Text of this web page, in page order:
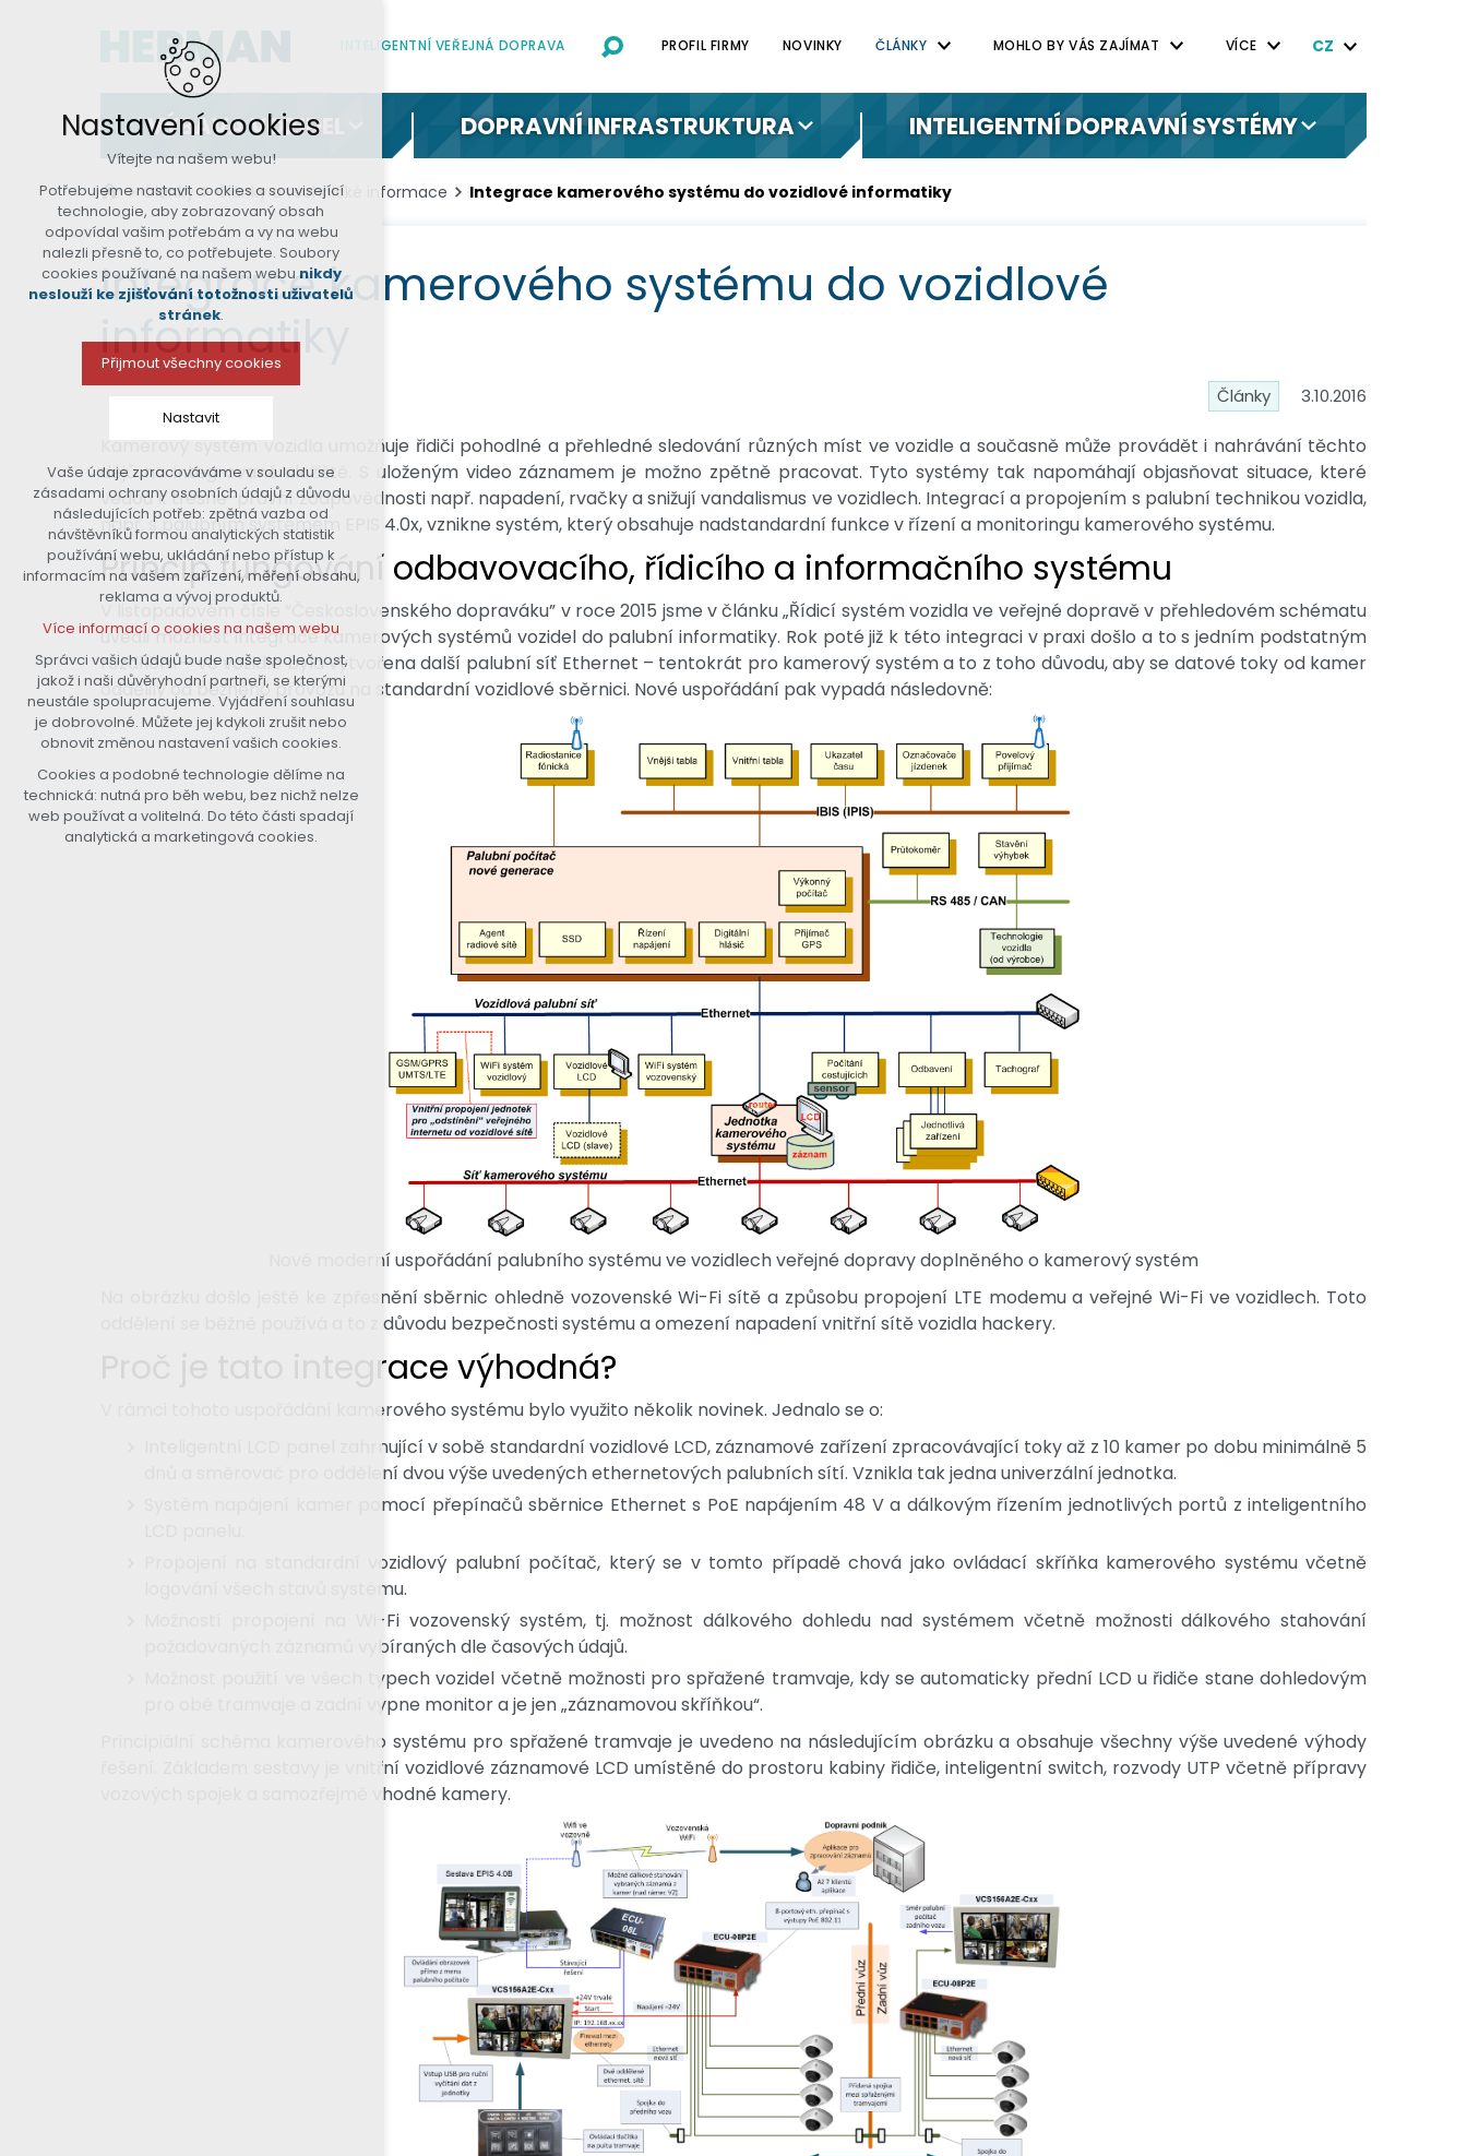
INTELIGENTNÍ VEŘEJNÁ DOPRAVA PROFIL FIRMY NOVINKY ČLÁNKY MOHLO BY VÁS ZAJÍMAT VÍCE CZ
VÝBAVA VOZIDEL DOPRAVNÍ INFRASTRUKTURA INTELIGENTNÍ DOPRAVNÍ SYSTÉMY
Články Články a technické informace Integrace kamerového systému do vozidlové informatiky
Integrace kamerového systému do vozidlové
informatiky
Články 3.10.2016
Kamerový systém vozidla umožňuje řidiči pohodlné a přehledné sledování různých míst ve vozidle a současně může provádět i nahrávání těchto
dějů na integrované uložiště. S uloženým video záznamem je možno zpětně pracovat. Tyto systémy tak napomáhají objasňovat situace, které
vedou k třesně-právní zodpovědnosti např. napadení, rvačky a snižují vandalismus ve vozidlech. Integrací a propojením s palubní technikou vozidla,
např. s palubním systémem EPIS 4.0x, vznikne systém, který obsahuje nadstandardní funkce v řízení a monitoringu kamerového systému.
Princip fungování odbavovacího, řídicího a informačního systému
V listopadovém čísle “Československého dopraváku” v roce 2015 jsme v článku „Řídicí systém vozidla ve veřejné dopravě v přehledovém schématu
uvedli možnost integrace kamerových systémů vozidel do palubní informatiky. Rok poté již k této integraci v praxi došlo a to s jedním podstatným
rozdílem – ve vozidle byla vytvořena další palubní síť Ethernet – tentokrát pro kamerový systém a to z toho důvodu, aby se datové toky od kamer
oddělily od běžného provozu na standardní vozidlové sběrnici. Nové uspořádání pak vypadá následovně:
Nové moderní uspořádání palubního systému ve vozidlech veřejné dopravy doplněného o kamerový systém
Na obrázku došlo ještě ke zpřesnění sběrnic ohledně vozovenské Wi-Fi sítě a způsobu propojení LTE modemu a veřejné Wi-Fi ve vozidlech. Toto
oddělení se běžně používá a to z důvodu bezpečnosti systému a omezení napadení vnitřní sítě vozidla hackery.
Proč je tato integrace výhodná?
V rámci tohoto uspořádání kamerového systému bylo využito několik novinek. Jednalo se o:
Inteligentní LCD panel zahrnující v sobě standardní vozidlové LCD, záznamové zařízení zpracovávající toky až z 10 kamer po dobu minimálně 5
dnů a směrovač pro oddělení dvou výše uvedených ethernetových palubních sítí. Vznikla tak jedna univerzální jednotka.
Systém napájení kamer pomocí přepínačů sběrnice Ethernet s PoE napájením 48 V a dálkovým řízením jednotlivých portů z inteligentního
Propojení na standardní vozidlový palubní počítač, který se v tomto případě chová jako ovládací skříňka kamerového systému včetně
logování všech stavů systému.
Možností propojení na Wi-Fi vozovenský systém, tj. možnost dálkového dohledu nad systémem včetně možnosti dálkového stahování
požadovaných záznamů vybíraných dle časových údajů.
Možnost použití ve všech typech vozidel včetně možnosti pro spřažené tramvaje, kdy se automaticky přední LCD u řidiče stane dohledovým
pro obě tramvaje a zadní vypne monitor a je jen „záznamovou skříňkou“.
Principiální schéma kamerového systému pro spřažené tramvaje je uvedeno na následujícím obrázku a obsahuje všechny výše uvedené výhody
řešení. Základem sestavy je vnitřní vozidlové záznamové LCD umístěné do prostoru kabiny řidiče, inteligentní switch, rozvody UTP včetně přípravy
vozových spojek a samozřejmě vhodné kamery.
Nastavení cookies
Vítejte na našem webu!
Potřebujeme nastavit cookies a související
technologie, aby zobrazovaný obsah
odpovídal vašim potřebám a vy na webu
nalezli přesně to, co potřebujete. Soubory
cookies používané na našem webu nikdy
neslouží ke zjišťování totožnosti uživatelů
stránek.
Přijmout všechny cookies
Nastavit
Technická cookies
nutná pro provozování webu
udržení kontextu stránek (session):
případná přihlášení, volby jazyka,
apod.
analytická pro anonymizované
vyhodnocení návštěvnosti
marketingová cookies (Google)
Více informací o cookies na našem webu
Přijmout všechny cookies
Odmítnout vše
Vaše údaje zpracováváme v souladu se
zásadami ochrany osobních údajů z důvodu
následujících potřeb: zpětná vazba od
návštěvníků formou analytických statistik
používání webu, ukládání nebo přístup k
informacím na vašem zařízení, měření obsahu,
reklama a vývoj produktů.
Více informací o cookies na našem webu
Správci vašich údajů bude naše společnost,
jakož i naši důvěryhodní partneři, se kterými
neustále spolupracujeme. Vyjádření souhlasu
je dobrovolné. Můžete jej kdykoli zrušit nebo
obnovit změnou nastavení vašich cookies.
Cookies a podobné technologie dělíme na
technická: nutná pro běh webu, bez nichž nelze
web používat a volitelná. Do této části spadají
analytická a marketingová cookies.